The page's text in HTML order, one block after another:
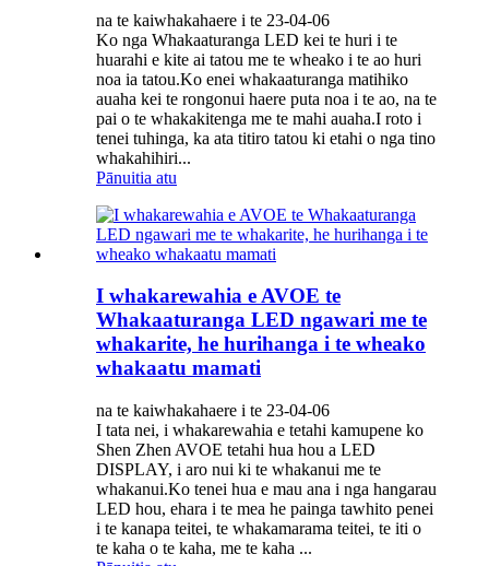
na te kaiwhakahaere i te 23-04-06
Ko nga Whakaaturanga LED kei te huri i te
huarahi e kite ai tatou me te wheako i te ao huri
noa ia tatou.Ko enei whakaaturanga matihiko
auaha kei te rongonui haere puta noa i te ao, na te
pai o te whakakitenga me te mahi auaha.I roto i
tenei tuhinga, ka ata titiro tatou ki etahi o nga tino
whakahihiri...
Pānuitia atu
I whakarewahia e AVOE te
Whakaaturanga LED ngawari me te
whakarite, he hurihanga i te wheako
whakaatu mamati
na te kaiwhakahaere i te 23-04-06
I tata nei, i whakarewahia e tetahi kamupene ko
Shen Zhen AVOE tetahi hua hou a LED
DISPLAY, i aro nui ki te whakanui me te
whakanui.Ko tenei hua e mau ana i nga hangarau
LED hou, ehara i te mea he painga tawhito penei
i te kanapa teitei, te whakamarama teitei, te iti o
te kaha o te kaha, me te kaha ...